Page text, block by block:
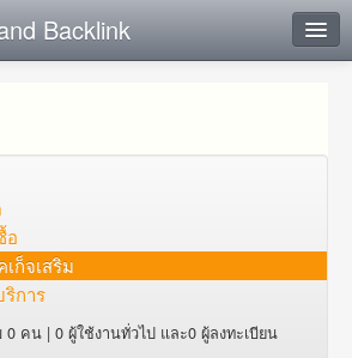
Backlink
ยนหรือไม่?
อ​
ก็จ​เสริม
การ
คน | 0 ผู้ใช้งานทั่วไป และ0 ผู้ลงทะเบียน